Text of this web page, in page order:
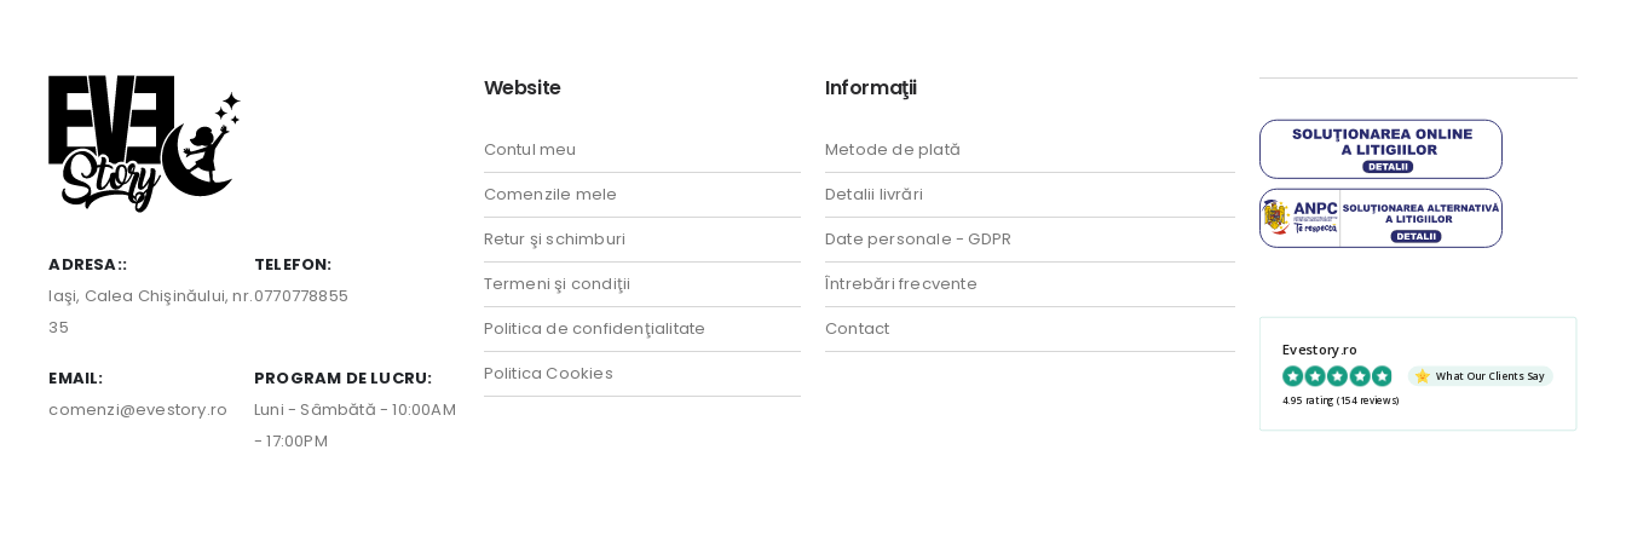
ADRESA::
Iaşi, Calea Chişinăului, nr.
35
TELEFON:
0770778855
EMAIL:
comenzi@evestory.ro
PROGRAM DE LUCRU:
Luni - Sâmbătă - 10:00AM
- 17:00PM
Website
Contul meu
Comenzile mele
Retur şi schimburi
Termeni şi condiţii
Politica de confidenţialitate
Politica Cookies
Informaţii
Metode de plată
Detalii livrări
Date personale - GDPR
Întrebări frecvente
Contact
Evestory.ro
What Our Clients Say
4.95 rating (154 reviews)